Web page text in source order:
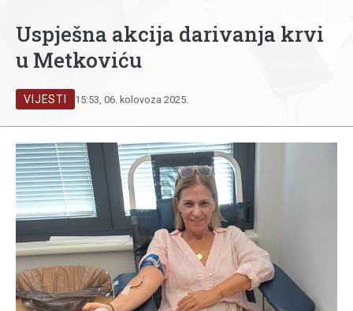
Uspješna akcija darivanja krvi
u Metkoviću
VIJESTI 15:53, 06. kolovoza 2025.